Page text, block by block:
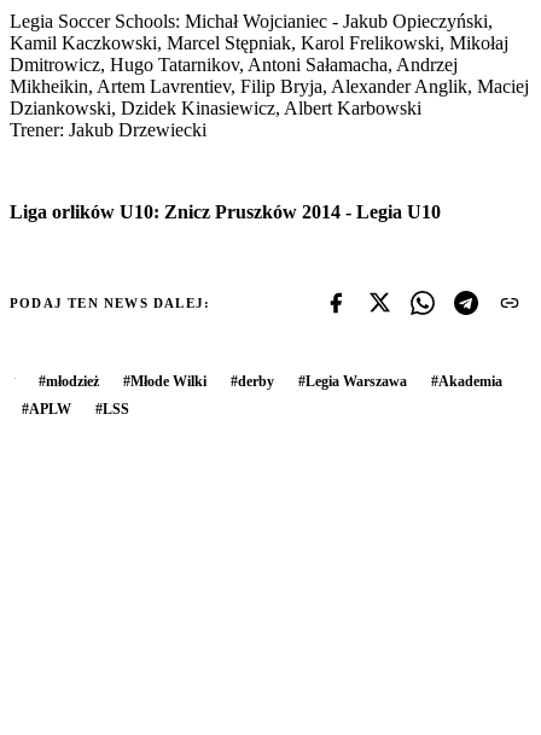
Legia Soccer Schools: Michał Wojcianiec - Jakub Opieczyński,
Kamil Kaczkowski, Marcel Stępniak, Karol Frelikowski, Mikołaj
Dmitrowicz, Hugo Tatarnikov, Antoni Sałamacha, Andrzej
Mikheikin, Artem Lavrentiev, Filip Bryja, Alexander Anglik, Maciej
Dziankowski, Dzidek Kinasiewicz, Albert Karbowski
Trener: Jakub Drzewiecki
Liga orlików U10: Znicz Pruszków 2014 - Legia U10
PODAJ TEN NEWS DALEJ:
#młodzież #Młode Wilki #derby #Legia Warszawa #Akademia
#APLW #LSS